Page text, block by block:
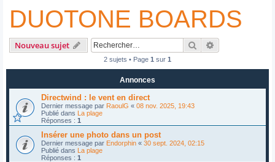
DUOTONE BOARDS
Nouveau sujet Rechercher
2 sujets • Page 1 sur 1
Annonces
Directwind : le vent en direct
Dernier message par RaoulG « 08 nov. 2025, 19:43
Publié dans La plage
Réponses : 1
Insérer une photo dans un post
Dernier message par Endorphin « 30 sept. 2024, 02:15
Publié dans La plage
Réponses : 1